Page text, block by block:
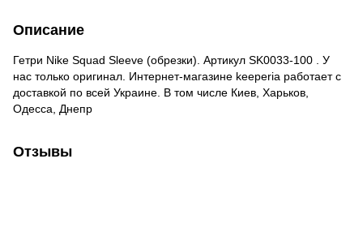
Описание
Гетри Nike Squad Sleeve (обрезки). Артикул SK0033-100 . У
нас только оригинал. Интернет-магазине keeperia работает с
доставкой по всей Украине. В том числе Киев, Харьков,
Одесса, Днепр
Отзывы